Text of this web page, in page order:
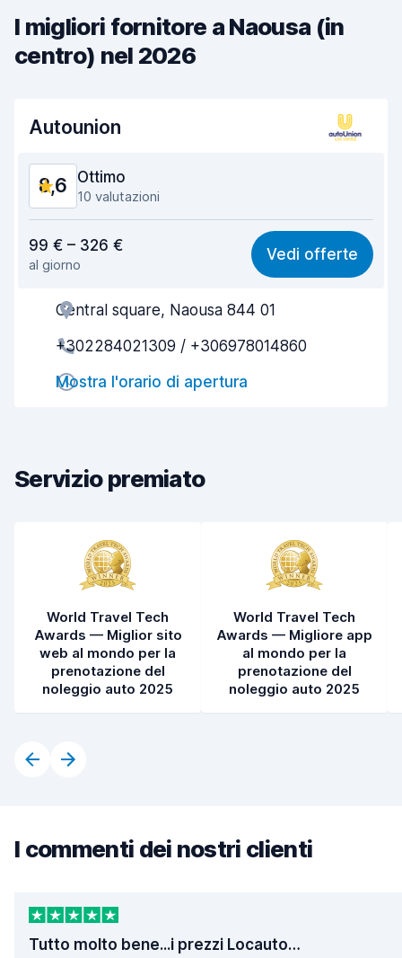
I migliori fornitore a Naousa (in
centro) nel 2026
Autounion
8,6 Ottimo
10 valutazioni
8,0
Facile da trovare 9,2
Gentilezza degli agenti
Rapidità del ritiro
Rapidità della riconsegna
Condizioni dell'auto
99 € – 326 €
al giorno
Vedi offerte
Central square, Naousa 844 01
+302284021309 / +306978014860
Mostra l'orario di apertura
Servizio premiato
World Travel Tech
Awards — Miglior sito
web al mondo per la
prenotazione del
noleggio auto 2025
World Travel Tech
Awards — Migliore app
al mondo per la
prenotazione del
noleggio auto 2025
I commenti dei nostri clienti
Tutto molto bene...i prezzi Locauto…